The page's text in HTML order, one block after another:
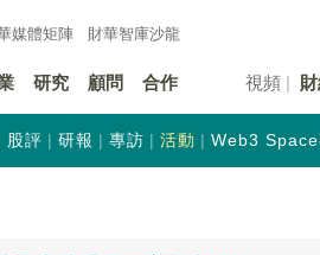
媒體矩陣 財華智庫沙龍
研究 顧問 合作 視頻
股評 研報 專訪 活動 Web3 Space